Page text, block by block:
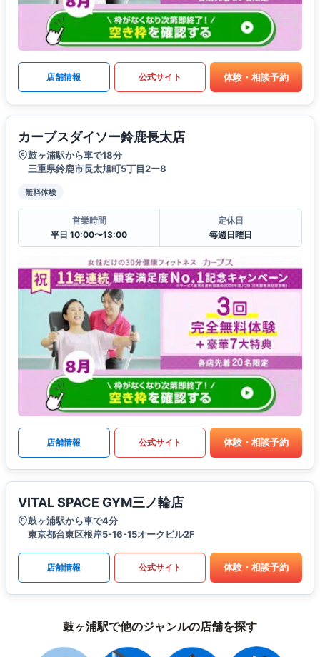
店舗情報 公式サイト 体験・相談予約
カーブスダイソー鈴鹿長太店
鼓ヶ浦駅から車で18分
三重県鈴鹿市長太旭町5丁目2ー8
無料体験
営業時間
平日 10:00〜13:00
定休日
毎週日曜日
店舗情報 公式サイト 体験・相談予約
VITAL SPACE GYM三ノ輪店
鼓ヶ浦駅から車で4分
東京都台東区根岸5-16-15オークビル2F
店舗情報 公式サイト 体験・相談予約
鼓ヶ浦駅で他のジャンルの店舗を探す